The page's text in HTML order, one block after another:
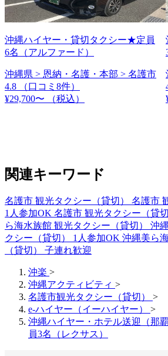
沖縄ハイヤー・貸切タクシー★定員
6名（アルファード）
沖縄県 > 恩納・名護・本部 > 名護市
4.8
（口コミ8件）
¥29,700〜
（税込）
関連キーワード
名護市 観光タクシー（貸切） 名護市
1人参加OK 名護市 観光タクシー（貸
ら海水族館 観光タクシー（貸切） 沖
クシー（貸切） 1人参加OK 沖縄美ら
（貸切） 子連れ歓迎
沖楽 >
沖縄アクティビティ >
名護市観光タクシー（貸切） >
e-ハイヤー（イーハイヤー） >
沖縄ハイヤー・ホテル送迎（那
員3名（レクサス）